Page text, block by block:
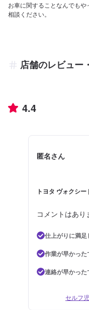
お車に関することなんでも
相談ください。
店舗のレビュー
4.4
匿名さん
トヨタ ヴォクシ
コメントはあり
仕上がりに満足
作業が早かった
連絡が早かった
セルフ